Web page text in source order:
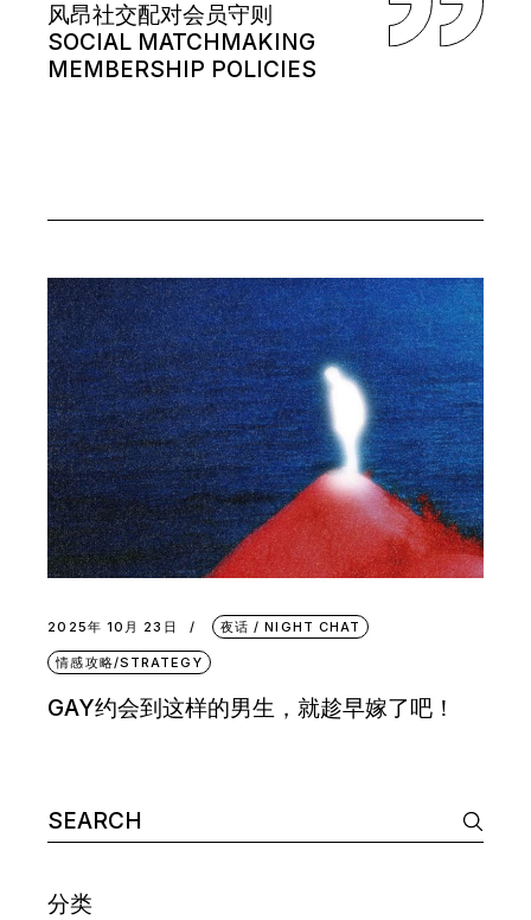
风昂社交配对会员守则
SOCIAL MATCHMAKING
MEMBERSHIP POLICIES
2025年 10月 23日 夜话 / NIGHT CHAT
情感攻略/STRATEGY
GAY约会到这样的男生，就趁早嫁了吧！
Search
for:
分类